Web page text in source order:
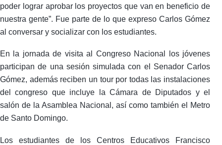
poder lograr aprobar los proyectos que van en beneficio de
nuestra gente”. Fue parte de lo que expreso Carlos Gómez
al conversar y socializar con los estudiantes.
En la jornada de visita al Congreso Nacional los jóvenes
participan de una sesión simulada con el Senador Carlos
Gómez, además reciben un tour por todas las instalaciones
del congreso que incluye la Cámara de Diputados y el
salón de la Asamblea Nacional, así como también el Metro
de Santo Domingo.
Los estudiantes de los Centros Educativos Francisco